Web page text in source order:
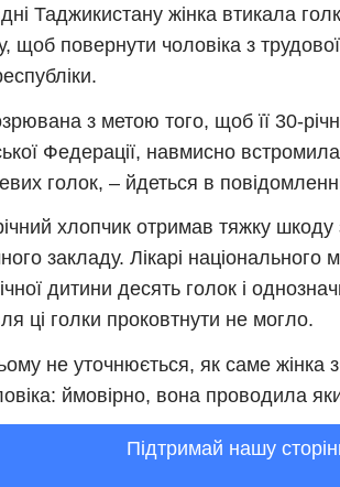
Таджикистану жінка втикала
щоб повернути чоловіка з
з метою того, щоб її 30-
Федерації, навмисно
голок, – йдеться в
хлопчик отримав тяжку
закладу. Лікарі національного
дитини десять голок і
ці голки проковтнути не могло.
не уточнюється, як саме жінка
ймовірно, вона проводила
Підтримай нашу